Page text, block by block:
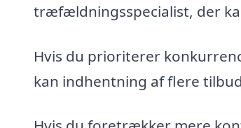
træfældningsspecialist, der
Hvis du prioriterer
kan indhentning af flere